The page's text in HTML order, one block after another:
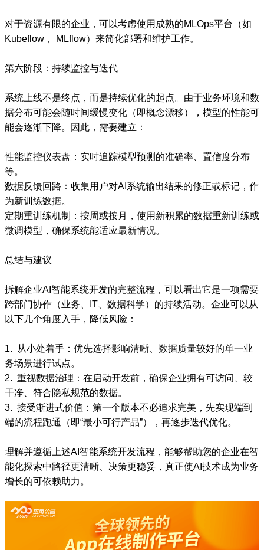
对于资源有限的企业，可以考虑使用成熟的MLOps平台（如
Kubeflow， MLflow）来简化部署和维护工作。
第六阶段：持续监控与迭代
系统上线不是终点，而是持续优化的起点。由于业务环境和数
据分布可能会随时间缓慢变化（即概念漂移），模型的性能可
能会逐渐下降。因此，需要建立：
性能监控仪表盘：实时追踪模型预测的准确率、置信度分布
等。
数据反馈回路：收集用户对AI系统输出结果的修正或标记，作
为新训练数据。
定期重训练机制：按周或按月，使用新积累的数据重新训练或
微调模型，确保系统能适应最新情况。
总结与建议
拆解企业AI智能系统开发的完整流程，可以看出它是一项需要
跨部门协作（业务、IT、数据科学）的持续活动。企业可以从
以下几个角度入手，降低风险：
1. 从小处着手：优先选择影响清晰、数据质量较好的单一业
务场景进行试点。
2. 重视数据治理：在启动开发前，确保企业拥有可访问、较
干净、符合隐私规范的数据。
3. 接受渐进式价值：第一个版本不必追求完美，先实现端到
端的流程跑通（即“最小可行产品”），再逐步迭代优化。
理解并遵循上述AI智能系统开发流程，能够帮助您的企业在智
能化探索中路径更清晰、决策更稳妥，真正使AI技术成为业务
增长的可依赖助力。